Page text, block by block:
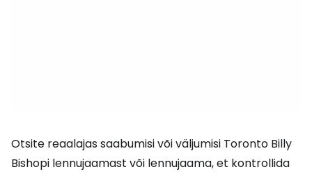
Otsite reaalajas saabumisi või väljumisi Toronto Billy
Bishopi lennujaamast või lennujaama, et kontrollida